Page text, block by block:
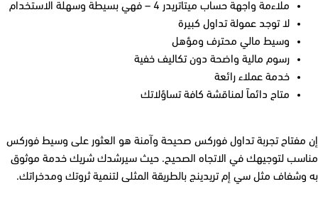
ملاءمة واجهة حساب ميتاتريدر
فهي بسيطة وسهلة الاستخدام
لا توجد عمولة تداول كبيرة
وسيط مالي محترف ومؤهل
رسوم مالية واضحة دون تكاليف خفية
خدمة عملاء رائعة
متاح دائماً لمناقشة كافة تساؤلاتك
إن مفتاح تجربة تداول فوركس صحيحة وآمنة هو العثور على وسيط فوركس
مناسب لتوجيهك في الاتجاه الصحيح. حيث سيرشدك شريك خدمة موثوق
به وشفاف مثل سي إم تريدينج بالطريقة المثلى لتنمية ثروتك ومدخراتك.